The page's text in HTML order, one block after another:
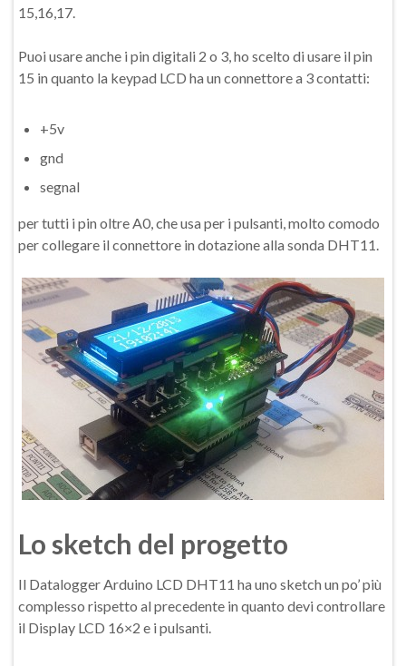
15,16,17.
Puoi usare anche i pin digitali 2 o 3, ho scelto di usare il pin
15 in quanto la keypad LCD ha un connettore a 3 contatti:
+5v
gnd
segnal
per tutti i pin oltre A0, che usa per i pulsanti, molto comodo
per collegare il connettore in dotazione alla sonda DHT11.
Lo sketch del progetto
Il Datalogger Arduino LCD DHT11 ha uno sketch un po’ più
complesso rispetto al precedente in quanto devi controllare
il Display LCD 16×2 e i pulsanti.